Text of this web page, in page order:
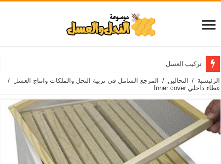
تركيب العسل
الرئيسية / النحالين / المرجع الشامل في تربية النحل والملكات وانتاج العسل /
غطاء داخلي Inner cover